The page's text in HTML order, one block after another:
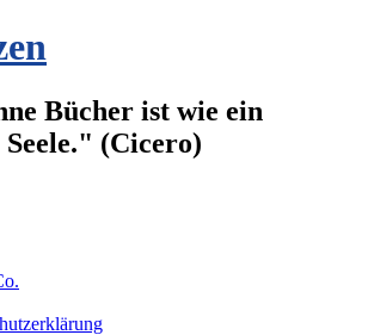
Bücher ist wie ein
(Cicero)